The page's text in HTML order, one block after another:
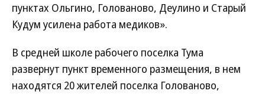
пунктах Ольгино, Голованово, Деулино и Старый
Кудум усилена работа медиков».
В средней школе рабочего поселка Тума
развернут пункт временного размещения, в нем
находятся 20 жителей поселка Голованово,